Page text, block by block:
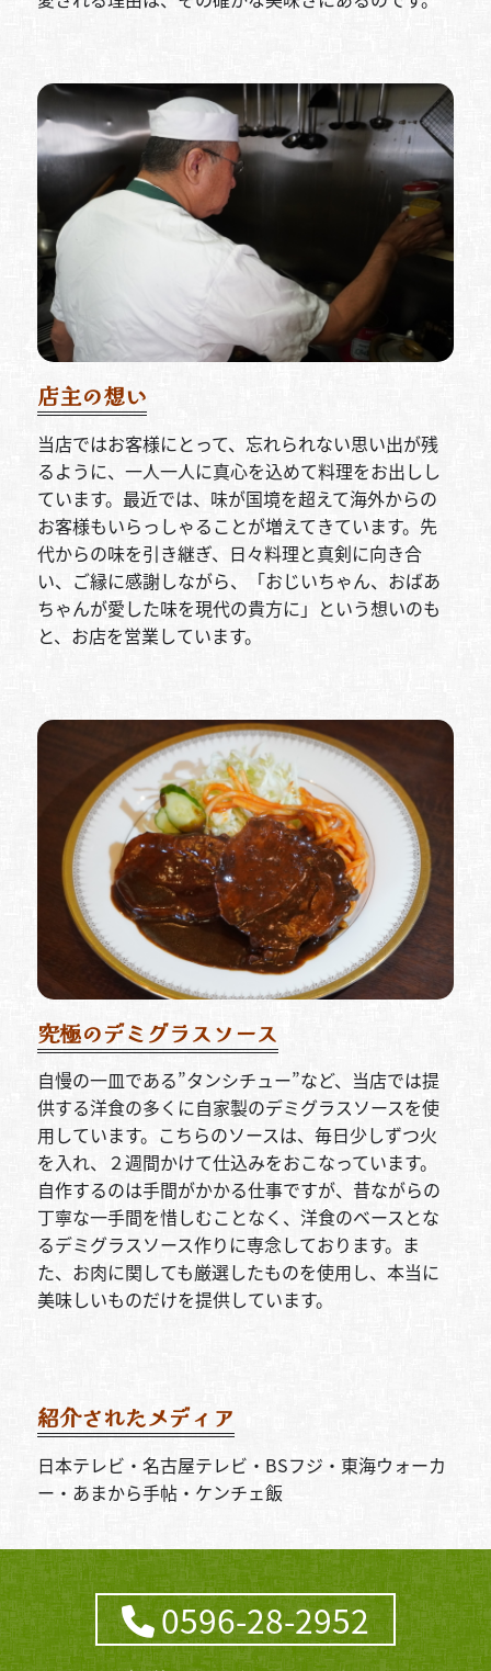
店主の想い
当店ではお客様にとって、忘れられない思い出が残
るように、一人一人に真心を込めて料理をお出しし
ています。最近では、味が国境を超えて海外からの
お客様もいらっしゃることが増えてきています。先
代からの味を引き継ぎ、日々料理と真剣に向き合
い、ご縁に感謝しながら、「おじいちゃん、おばあ
ちゃんが愛した味を現代の貴方に」という想いのも
と、お店を営業しています。
究極のデミグラスソース
自慢の一皿である”タンシチュー”など、当店では提
供する洋食の多くに自家製のデミグラスソースを使
用しています。こちらのソースは、毎日少しずつ火
を入れ、２週間かけて仕込みをおこなっています。
自作するのは手間がかかる仕事ですが、昔ながらの
丁寧な一手間を惜しむことなく、洋食のベースとな
るデミグラスソース作りに専念しております。ま
た、お肉に関しても厳選したものを使用し、本当に
美味しいものだけを提供しています。
紹介されたメディア
日本テレビ・名古屋テレビ・BSフジ・東海ウォーカ
ー・あまから手帖・ケンチェ飯
0596-28-2952